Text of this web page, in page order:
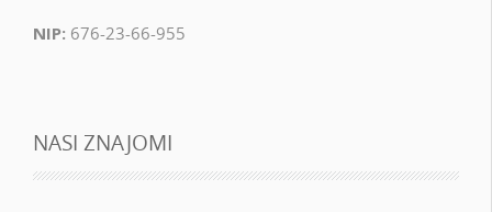
NIP: 676-23-66-955
NASI ZNAJOMI